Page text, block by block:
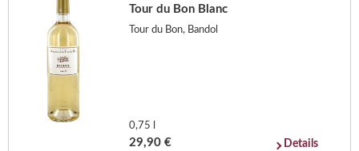
Tour du Bon Blanc
Tour du Bon, Bandol
0,75 l
29,90 € Details